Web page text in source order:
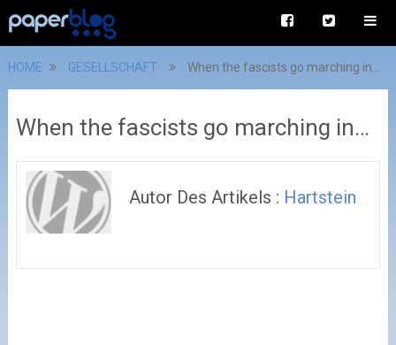
HOME GESELLSCHAFT When the fascists go marching in…
When the fascists go marching in…
Autor Des Artikels : Hartstein